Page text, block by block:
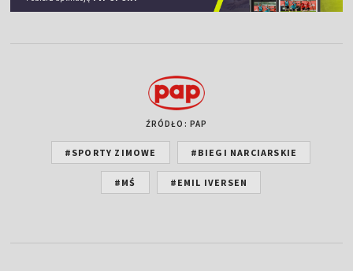
ŹRÓDŁO: PAP
#SPORTY ZIMOWE #BIEGI NARCIARSKIE
#MŚ #EMIL IVERSEN